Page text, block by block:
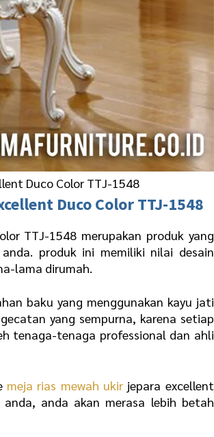
Duco Color TTJ-1548
Duco Color TTJ-1548
TTJ-1548 merupakan produk yang
produk ini memiliki nilai desain
lama dirumah.
baku yang menggunakan kayu jati
yang sempurna, karena setiap
tenaga-tenaga professional dan ahli
meja rias mewah ukir jepara excellent
anda akan merasa lebih betah